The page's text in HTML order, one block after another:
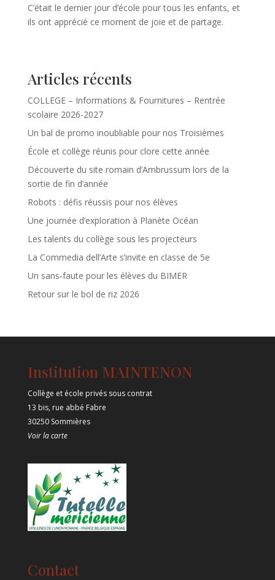
C’était le dernier jour d’école pour tous les enfants, et
ils ont apprécié ce moment de joie et de partage.
Articles récents
COLLEGE – Informations & Fournitures – Rentrée
scolaire 2026-2027
Un bal de promo inoubliable pour nos Troisièmes
École et collège réunis pour clore cette année
Découverte du site romain d’Ambrussum lors de la
sortie de fin d’année
Robots : défis réussis pour nos élèves
Une journée d’exploration à Planète Océan
Les talents du collège sous les projecteurs
La Commedia dell’Arte s’invite en classe de 5e
Un sans‑faute pour les élèves du BIMER
Retour sur le bol de riz 2026
Institution MAINTENON
Collège et école privés sous contrat
13 bis, rue abbé Fabre
30250 Sommières
Voir la carte
Contact